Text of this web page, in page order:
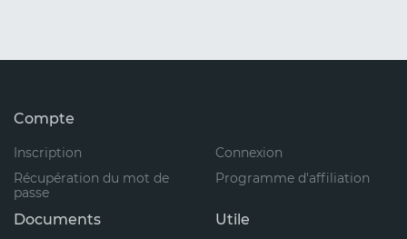
Compte
Inscription
Connexion
Récupération du mot de
passe
Programme d'affiliation
Documents Utile